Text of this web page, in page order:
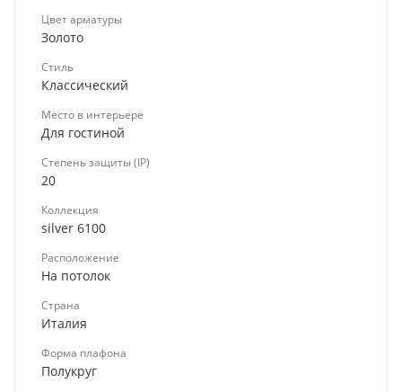
Цвет арматуры
Золото
Стиль
Классический
Место в интерьере
Для гостиной
Степень защиты (IP)
20
Коллекция
silver 6100
Расположение
На потолок
Страна
Италия
Форма плафона
Полукруг